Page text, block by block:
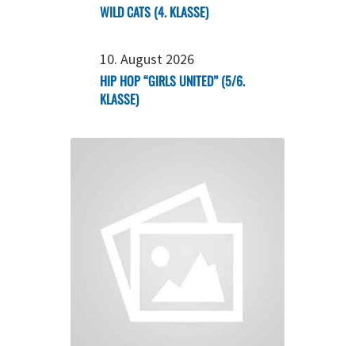
WILD CATS (4. KLASSE)
10. August 2026
HIP HOP “GIRLS UNITED” (5/6.
KLASSE)